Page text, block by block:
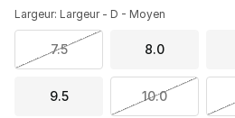
Largeur: Largeur - D - Moyen
7.5 8.0
9.5 10.0